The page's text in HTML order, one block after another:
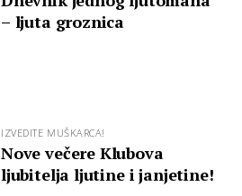
– ljuta groznica
IZVEDITE MUŠKARCA!
Nove večere Klubova
ljubitelja ljutine i janjetine!